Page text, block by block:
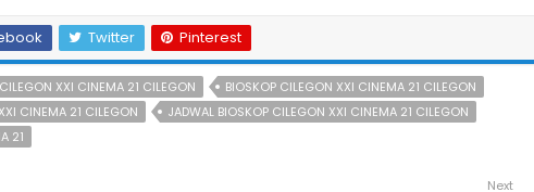
Twitter Pinterest
XXI CINEMA 21 CILEGON
BIOSKOP CILEGON XXI CINEMA 21 CILEGON
CINEMA 21 CILEGON
JADWAL BIOSKOP CILEGON XXI CINEMA 21 CILEGON
21
Next